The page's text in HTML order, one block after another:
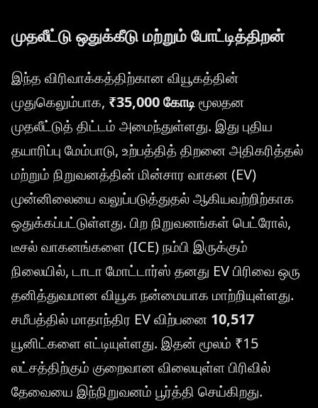
முதலீட்டு ஒதுக்கீடு மற்றும் போட்டித்திறன்
இந்த விரிவாக்கத்திற்கான வியூகத்தின்
முதுகெலும்பாக, ₹35,000 கோடிமூலதன
முதலீட்டுத் திட்டம் அமைந்துள்ளது. இது புதிய
தயாரிப்பு மேம்பாடு, உற்பத்தித் திறனை அதிகரித்தல்
மற்றும் நிறுவனத்தின் மின்சார வாகன (EV)
முன்னிலையை வலுப்படுத்துதல் ஆகியவற்றிற்காக
ஒதுக்கப்பட்டுள்ளது. பிற நிறுவனங்கள் பெட்ரோல்,
டீசல் வாகனங்களை (ICE) நம்பி இருக்கும்
நிலையில், டாடா மோட்டார்ஸ் தனது EV பிரிவை ஒரு
தனித்துவமான வியூக நன்மையாக மாற்றியுள்ளது.
சமீபத்தில் மாதாந்திர EV விற்பனை 10,517
யூனிட்களை எட்டியுள்ளது. இதன் மூலம் ₹15
லட்சத்திற்கும் குறைவான விலையுள்ள பிரிவில்
தேவையை இந்நிறுவனம் பூர்த்தி செய்கிறது.